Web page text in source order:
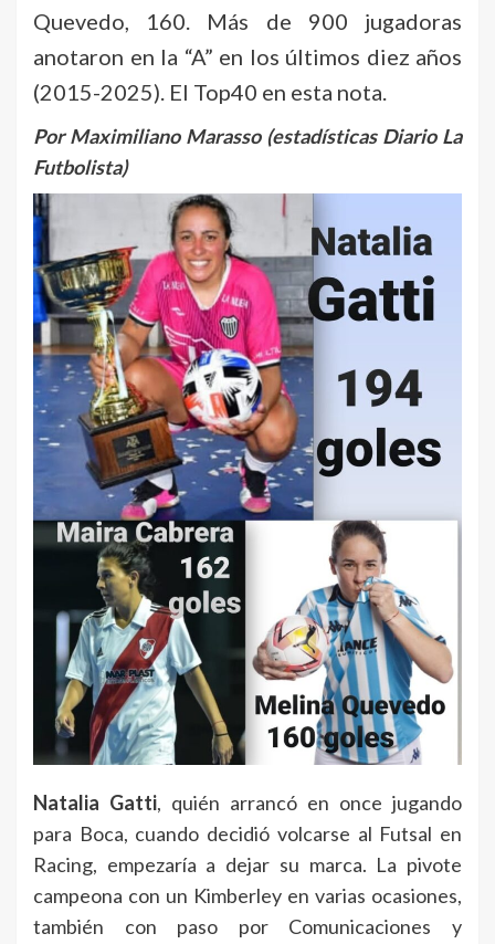
Quevedo, 160. Más de 900 jugadoras
anotaron en la “A” en los últimos diez años
(2015-2025). El Top40 en esta nota.
Por Maximiliano Marasso (estadísticas Diario La
Futbolista)
Natalia Gatti, quién arrancó en once jugando
para Boca, cuando decidió volcarse al Futsal en
Racing, empezaría a dejar su marca. La pivote
campeona con un Kimberley en varias ocasiones,
también con paso por Comunicaciones y